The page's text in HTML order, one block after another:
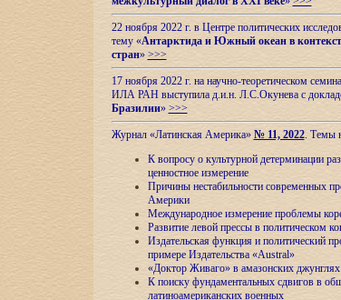
22 ноября 2022 г. в Центре политических
тему «Антарктида и Южный океан в
стран» >>>
17 ноября 2022 г. на научно-теоретическом
ИЛА РАН выступила д.и.н. Л.С.Окунева с
Бразилии» >>>
Журнал «Латинская Америка» № 11, 2022. Темы
К вопросу о культурной детерминации
ценностное измерение
Причины нестабильности современных
Америки
Международное измерение проблемы
Развитие левой прессы в политическом
Издательская функция и политический
примере Издательства «Austral»
«Доктор Живаго» в амазонских джунглях
К поиску фундаментальных сдвигов в
латиноамериканских военных